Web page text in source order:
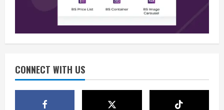
CONNECT WITH US
August 10, 2026
3
Pemerintah Perkuat Tata Kelola
Manfaat
APBN untuk Sekolah Rakyat adalah